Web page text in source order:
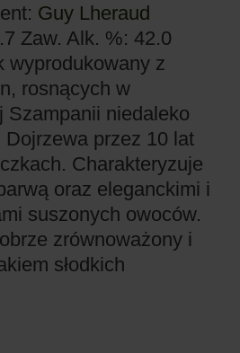
Guy Lheraud
Zaw. Alk. %: 42.0
wyprodukowany z
rosnących w
Szampanii niedaleko
przez 10 lat
Charakteryzuje
oraz eleganckimi i
suszonych owoców.
zrównoważony i
słodkich